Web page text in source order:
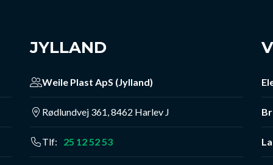
JYLLAND
Weile Plast ApS (Jylland)
​Rødlundvej 361, 8462 Harlev J
Tlf: 25 12 52 53